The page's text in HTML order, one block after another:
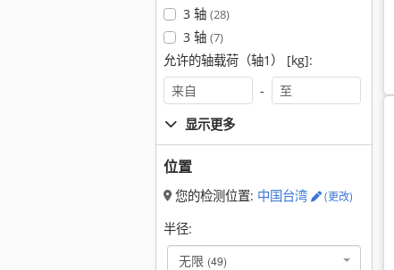
3 轴 (28)
3 轴 (7)
允许的轴载荷（轴1） [kg]:
-
显示更多
位置
您的检测位置: 中国台湾 (更改)
半径:
无限 (49)